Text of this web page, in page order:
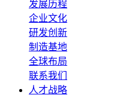
发展历程
企业文化
研发创新
制造基地
全球布局
联系我们
人才战略